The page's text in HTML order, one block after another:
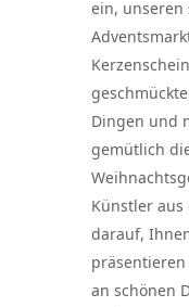
ein, unseren
Dingen und
gemütlich
Künstler
darauf,
an schönen